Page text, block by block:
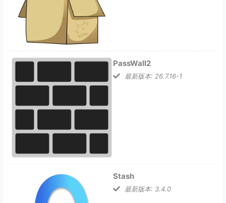
PassWall2
最新版本: 26.7.16-1
Stash
最新版本: 3.4.0